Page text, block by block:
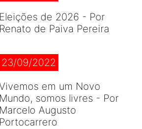
Eleições de 2026 - Por
Renato de Paiva Pereira
23/09/2022
em um Novo
Mundo, somos livres - Por
Marcelo Augusto
Portocarrero